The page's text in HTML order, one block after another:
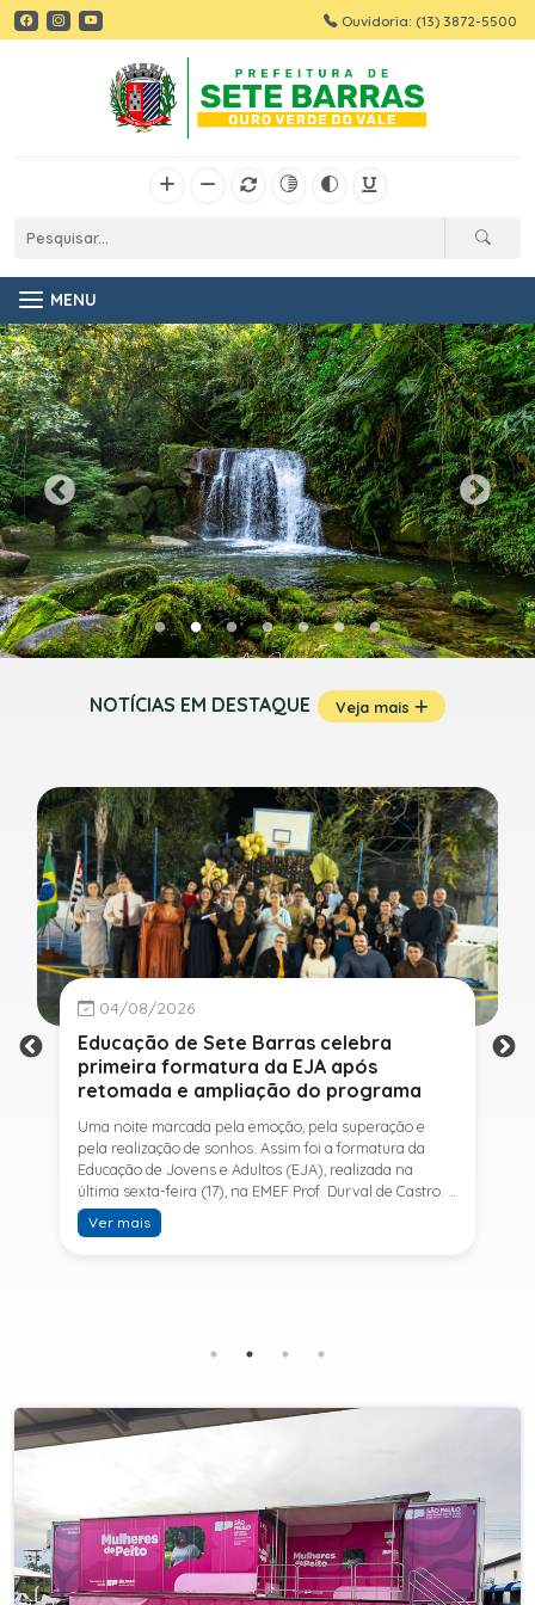
Ouvidoria: (13) 3872-5500
MENU
NOTÍCIAS EM DESTAQUE Veja mais
04/08/2026
Educação de Sete Barras celebra
primeira formatura da EJA após
retomada e ampliação do programa
Uma noite marcada pela emoção, pela superação e
pela realização de sonhos. Assim foi a formatura da
Educação de Jovens e Adultos (EJA), realizada na
última sexta-feira (17), na EMEF Prof. Durval de Castro. A
cerimônia celebrou a conclusão dos estudos de 53
alunos e entrou para a história ao marcar a primeira
SESI, ampliando o acesso à educação e oferecendo uma
retomar os estudos.A última turma da Educação de
Jovens e Adultos formada pelo município foi em 2016,
oferecida em Sete Barras e, a partir de agosto de 2025,
passou por uma importante ampliação. Em parceria
com o SESI, a Prefeitura passou a disponibilizar também
o Ensino Fundamental II (6º ao 9º ano) e o Ensino
Médio, ampliando significativamente as oportunidades
para que jovens e adultos concluam sua formação.A
Ver mais